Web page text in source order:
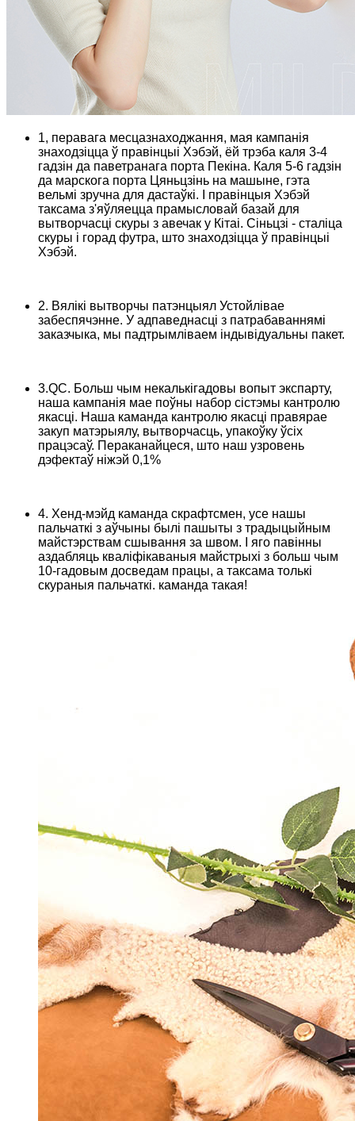
1, перавага месцазнаходжання, мая кампанія
знаходзіцца ў правінцыі Хэбэй, ёй трэба каля 3-4
гадзін да паветранага порта Пекіна. Каля 5-6 гадзін
да марскога порта Цяньцзінь на машыне, гэта
вельмі зручна для дастаўкі. І правінцыя Хэбэй
таксама з'яўляецца прамысловай базай для
вытворчасці скуры з авечак у Кітаі. Сіньцзі - сталіца
скуры і горад футра, што знаходзіцца ў правінцыі
Хэбэй.
2. Вялікі вытворчы патэнцыял Устойлівае
забеспячэнне. У адпаведнасці з патрабаваннямі
заказчыка, мы падтрымліваем індывідуальны пакет.
3.QC. Больш чым некалькігадовы вопыт экспарту,
наша кампанія мае поўны набор сістэмы кантролю
якасці. Наша каманда кантролю якасці правярае
закуп матэрыялу, вытворчасць, упакоўку ўсіх
працэсаў. Пераканайцеся, што наш узровень
дэфектаў ніжэй 0,1%
4. Хенд-мэйд каманда скрафтсмен, усе нашы
пальчаткі з аўчыны былі пашыты з традыцыйным
майстэрствам сшывання за швом. І яго павінны
аздабляць кваліфікаваныя майстрыхі з больш чым
10-гадовым досведам працы, а таксама толькі
скураныя пальчаткі. каманда такая!